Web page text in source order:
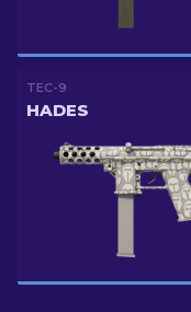
TEC-9
HADES